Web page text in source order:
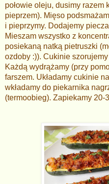
połowie oleju, dusimy razem
pieprzem). Mięso
i pieprzymy. Dodajemy
Mieszam wszystko z
posiekaną natką pietruszki
ozdoby :)). Cukinie
Każdą wydrążamy (przy
farszem. Układamy cukinie
wkładamy do piekarnika
(termoobieg). Zapiekamy 20-